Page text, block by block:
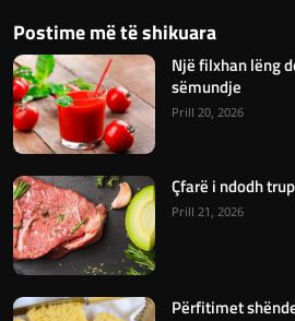
Postime më të shikuara
Një filxhan lëng
sëmundje
Prill 20, 2026
Çfarë i ndodh
Prill 21, 2026
Përfitimet